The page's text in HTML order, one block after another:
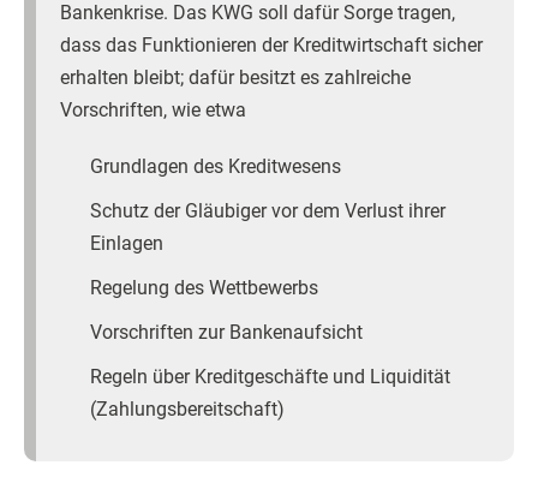
Bankenkrise. Das KWG soll dafür Sorge tragen,
dass das Funktionieren der Kreditwirtschaft sicher
erhalten bleibt; dafür besitzt es zahlreiche
Vorschriften, wie etwa
Grundlagen des Kreditwesens
Schutz der Gläubiger vor dem Verlust ihrer
Einlagen
Regelung des Wettbewerbs
Vorschriften zur Bankenaufsicht
Regeln über Kreditgeschäfte und Liquidität
(Zahlungsbereitschaft)